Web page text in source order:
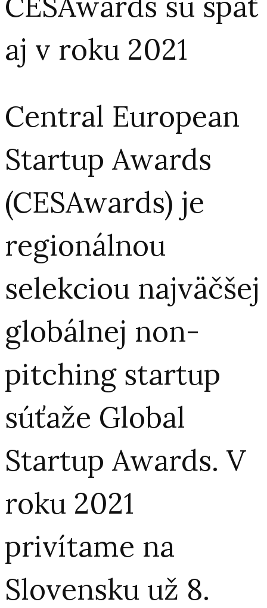
aj v roku 2021
Central European
Startup Awards
(CESAwards) je
regionálnou
selekciou najväčšej
globálnej non-
pitching startup
súťaže Global
Startup Awards. V
roku 2021
privítame na
Slovensku už 8.